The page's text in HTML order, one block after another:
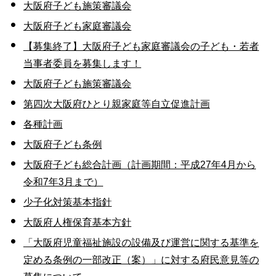
大阪府子ども施策審議会
大阪府子ども家庭審議会
【募集終了】大阪府子ども家庭審議会の子ども・若者
当事者委員を募集します！
大阪府子ども施策審議会
第四次大阪府ひとり親家庭等自立促進計画
各種計画
大阪府子ども条例
大阪府子ども総合計画（計画期間：平成27年4月から
令和7年3月まで）
少子化対策基本指針
大阪府人権保育基本方針
「大阪府児童福祉施設の設備及び運営に関する基準を
定める条例の一部改正（案）」に対する府民意見等の